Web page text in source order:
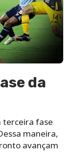
da
terceira fase
maneira,
avançam